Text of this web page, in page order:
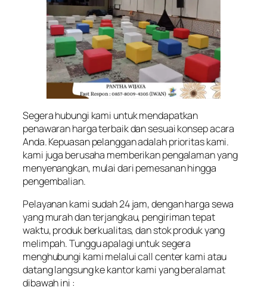
Segera hubungi kami untuk mendapatkan
penawaran harga terbaik dan sesuai konsep acara
Anda. Kepuasan pelanggan adalah prioritas kami.
kami juga berusaha memberikan pengalaman yang
menyenangkan, mulai dari pemesanan hingga
pengembalian.
Pelayanan kami sudah 24 jam, dengan harga sewa
yang murah dan terjangkau, pengiriman tepat
waktu, produk berkualitas, dan stok produk yang
melimpah. Tunggu apalagi untuk segera
menghubungi kami melalui call center kami atau
datang langsung ke kantor kami yang beralamat
dibawah ini :